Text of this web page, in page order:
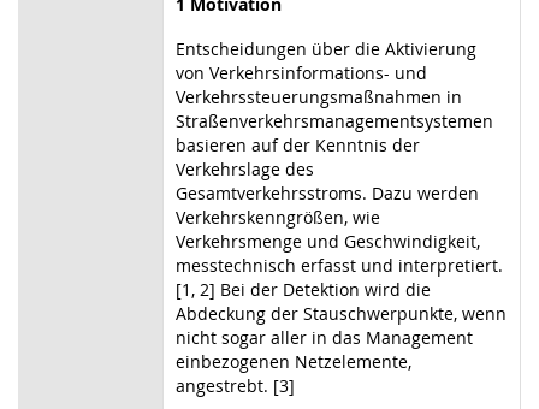
Entscheidungen über die Aktivierung
von Verkehrsinformations- und
Verkehrssteuerungsmaßnahmen in
Straßenverkehrsmanagementsystemen
basieren auf der Kenntnis der
Verkehrslage des
Gesamtverkehrsstroms. Dazu werden
Verkehrskenngrößen, wie
Verkehrsmenge und Geschwindigkeit,
messtechnisch erfasst und interpretiert.
[1, 2] Bei der Detektion wird die
Abdeckung der Stauschwerpunkte, wenn
nicht sogar aller in das Management
einbezogenen Netzelemente,
angestrebt. [3]